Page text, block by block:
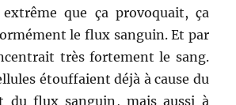
extrême que ça provoquait, ça
le flux sanguin. Et par
très fortement le sang.
étouffaient déjà à cause du
du flux sanguin, mais aussi à